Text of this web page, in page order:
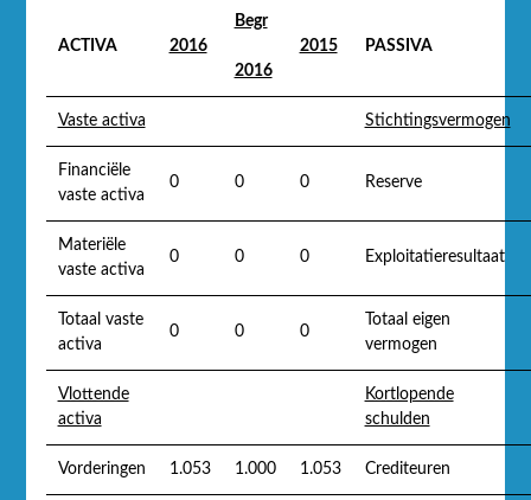
ACTIVA 2016
Begr
2016
2015 PASSIVA
Vaste activa Stichtingsvermogen
Financiële
vaste activa
0 0 0 Reserve
Materiële
vaste activa
0 0 0 Exploitatieresultaat
Totaal vaste
activa
0 0 0
Totaal eigen
vermogen
Vlottende
activa
Kortlopende
schulden
Vorderingen 1.053 1.000 1.053 Crediteuren